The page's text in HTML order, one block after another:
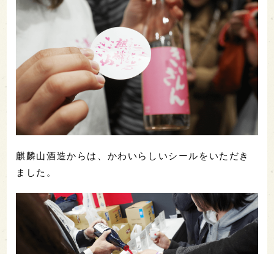
麒麟山酒造からは、かわいらしいシールをいただき
ました。